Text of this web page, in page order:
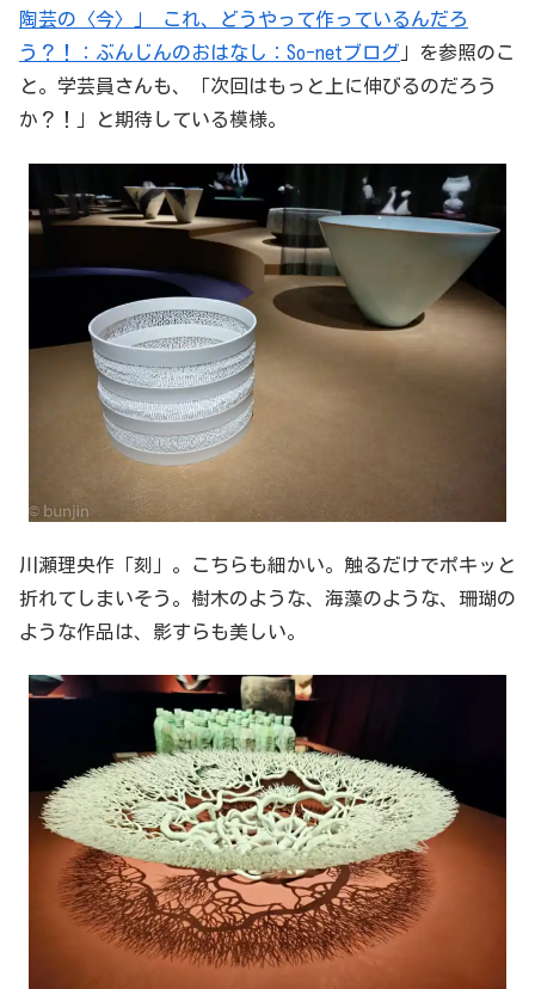
陶芸の〈今〉」 これ、どうやって作っているんだろ
う？！：ぶんじんのおはなし：So-netブログ 」を参照のこ
と。学芸員さんも、「次回はもっと上に伸びるのだろう
か？！」と期待している模様。
川瀬理央作「刻」。こちらも細かい。触るだけでポキッと
折れてしまいそう。樹木のような、海藻のような、珊瑚の
ような作品は、影すらも美しい。